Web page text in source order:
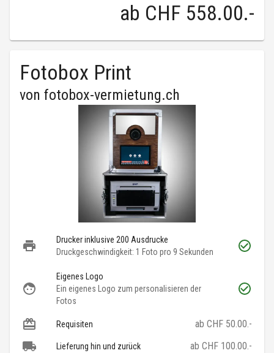
ab CHF 558.00.-
Fotobox Print
von fotobox-vermietung.ch
Drucker inklusive 200 Ausdrucke
Druckgeschwindigkeit: 1 Foto pro 9 Sekunden
Eigenes Logo
Ein eigenes Logo zum personalisieren der
Fotos
Requisiten ab CHF 50.00.-
Lieferung hin und zurück ab CHF 100.00.-